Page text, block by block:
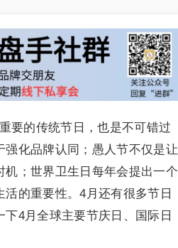
要的传统节日，也是不可错过
化品牌认同；愚人节不仅是让
机；世界卫生日每年会提出一个
的重要性。4月还有很多节日
4月全球主要节庆日、国际日